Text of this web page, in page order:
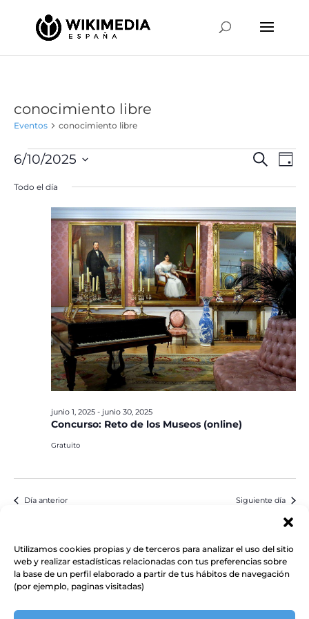
Utilizamos cookies propias y de terceros para analizar el uso del sitio
web y realizar estadísticas relacionadas con tus preferencias sobre
la base de un perfil elaborado a partir de tus hábitos de navegación
(por ejemplo, paginas visitadas)
conocimiento libre
Eventos conocimiento libre
Eventos
junio
2025
y
vistas
de
Buscar
de
Día
6/10/2025
la
Todo el día
Concurso: Reto de los Museos (online)
junio 1, 2025- junio 30, 2025
Gratuito
Día anterior Siguiente día